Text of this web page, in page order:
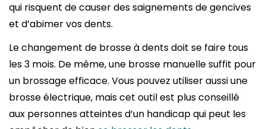
qui risquent de causer des saignements de gencives
et d’abimer vos dents.
Le changement de brosse à dents doit se faire tous
les 3 mois. De même, une brosse manuelle suffit pour
un brossage efficace. Vous pouvez utiliser aussi une
brosse électrique, mais cet outil est plus conseillé
aux personnes atteintes d’un handicap qui peut les